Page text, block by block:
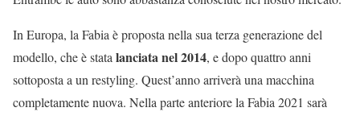
In Europa, la Fabia è proposta nella sua terza generazione del
modello, che è statalanciata nel 2014, e dopo quattro anni
sottoposta a un restyling. Quest’anno arriverà una macchina
completamente nuova. Nella parte anteriore la Fabia 2021 sarà